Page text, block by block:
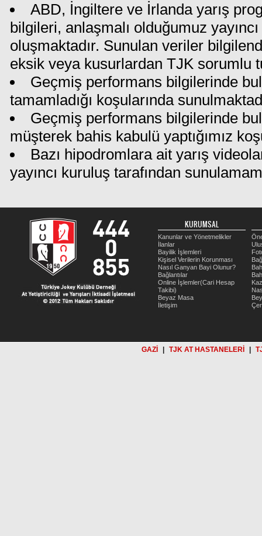
ABD, İngiltere ve İrlanda yarış
bilgileri, anlaşmalı olduğumuz
oluşmaktadır. Sunulan veriler
eksik veya kusurlardan TJK sorumlu
Geçmiş performans bilgilerinde
tamamladığı koşularında
Geçmiş performans bilgilerinde
müşterek bahis kabulü yaptığımız
Bazı hipodromlara ait yarış
yayıncı kuruluş tarafından
KURUMSAL
Kanunlar ve Yönetmelikler
İlanlar
Bayilik İşlemleri
Kişisel Verilerin Korunması
Nasıl Ganyan Bayi Olunur?
Bağlantılar
Online İşlemler(Cari Hesap
Takibi)
Beyaz Masa
İletişim
GAZİ TJK AT HASTANELERİ